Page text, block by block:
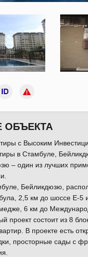
ОБЪЕКТА
с Высоким
в Стамбуле,
– один из лучших
Бейликдюзю,
2,5 км до шоссе Е-5
6 км до
проект состоит из 8
В проекте есть
просторные сады с